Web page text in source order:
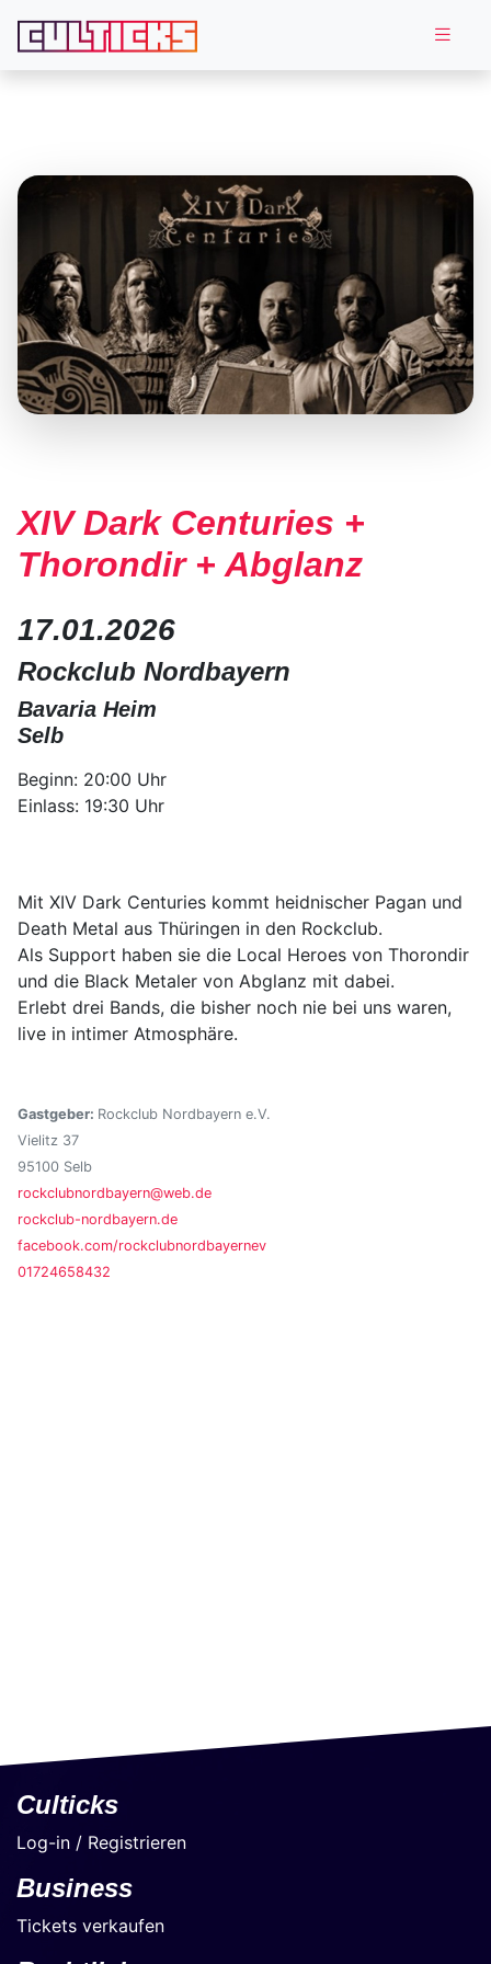
XIV Dark Centuries +
Thorondir + Abglanz
17.01.2026
Rockclub Nordbayern
Bavaria Heim
Selb
Beginn: 20:00 Uhr
Einlass: 19:30 Uhr
Mit XIV Dark Centuries kommt heidnischer Pagan und
Death Metal aus Thüringen in den Rockclub.
Als Support haben sie die Local Heroes von Thorondir
und die Black Metaler von Abglanz mit dabei.
Erlebt drei Bands, die bisher noch nie bei uns waren,
live in intimer Atmosphäre.
Gastgeber: Rockclub Nordbayern e.V.
Vielitz 37
95100 Selb
rockclubnordbayern@web.de
rockclub-nordbayern.de
facebook.com/rockclubnordbayernev
01724658432
Culticks
Log-in / Registrieren
Business
Tickets verkaufen